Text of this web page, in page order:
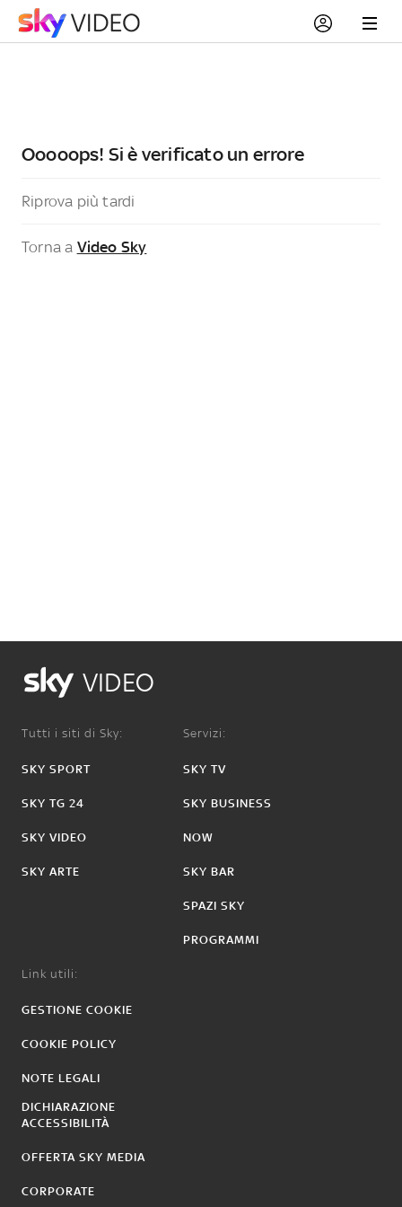
Ooooops! Si è verificato un errore
Riprova più tardi
Torna a Video Sky
VIDEO
Tutti i siti di Sky:
SKY SPORT
SKY TG 24
SKY VIDEO
SKY ARTE
Servizi:
SKY TV
SKY BUSINESS
NOW
SKY BAR
SPAZI SKY
PROGRAMMI
Link utili:
GESTIONE COOKIE
COOKIE POLICY
NOTE LEGALI
DICHIARAZIONE
ACCESSIBILITÀ
OFFERTA SKY MEDIA
CORPORATE